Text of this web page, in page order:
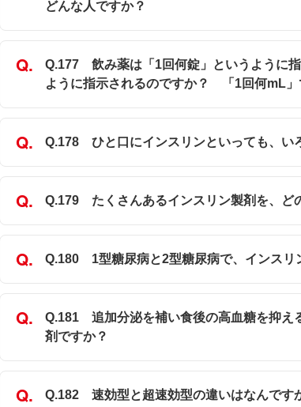
どんな人ですか？
Q.177 飲み薬は「1回何錠」というように
ように指示されるのですか？ 「1回何mL」
Q.178 ひと口にインスリンといっても、い
Q.179 たくさんあるインスリン製剤を、ど
Q.180 1型糖尿病と2型糖尿病で、インスリ
Q.181 追加分泌を補い食後の高血糖を抑え
剤ですか？
Q.182 速効型と超速効型の違いはなんです